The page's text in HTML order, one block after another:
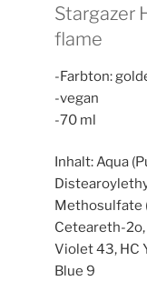
Stargazer
flame
-Farbton:
-vegan
-70 ml
Inhalt: Aqua
Methosulfate
Ceteareth-
Violet 43, HC
Blue 9